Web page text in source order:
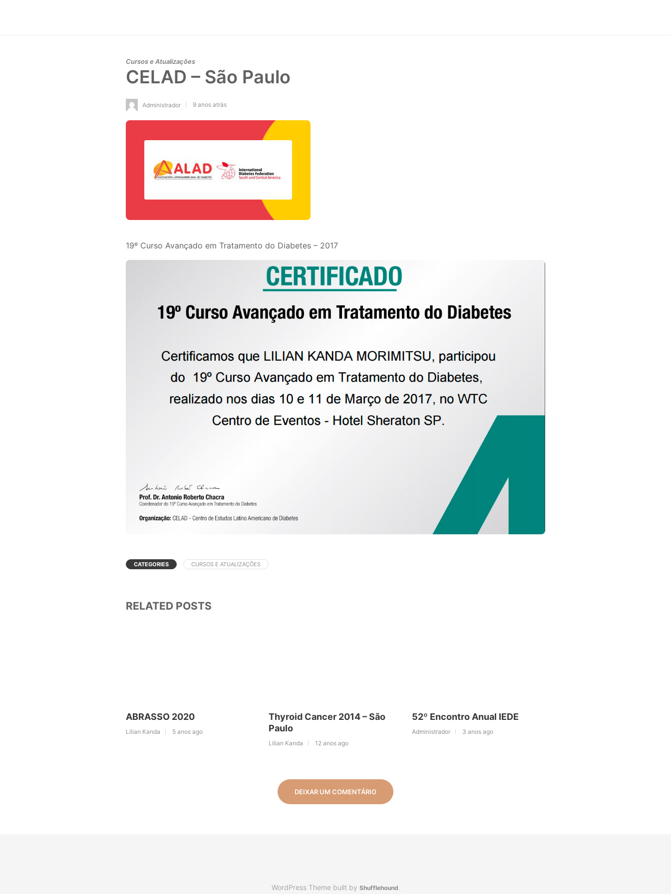
Cursos e Atualizações
CELAD – São Paulo
Administrador 9 anos atrás
19º Curso Avançado em Tratamento do Diabetes – 2017
CATEGORIES CURSOS E ATUALIZAÇÕES
RELATED POSTS
ABRASSO 2020
Lilian Kanda 5 anos ago
Thyroid Cancer 2014 – São
Paulo
Lilian Kanda 12 anos ago
52º Encontro Anual IEDE
Administrador 3 anos ago
DEIXAR UM COMENTÁRIO
WordPress Theme built by Shufflehound.